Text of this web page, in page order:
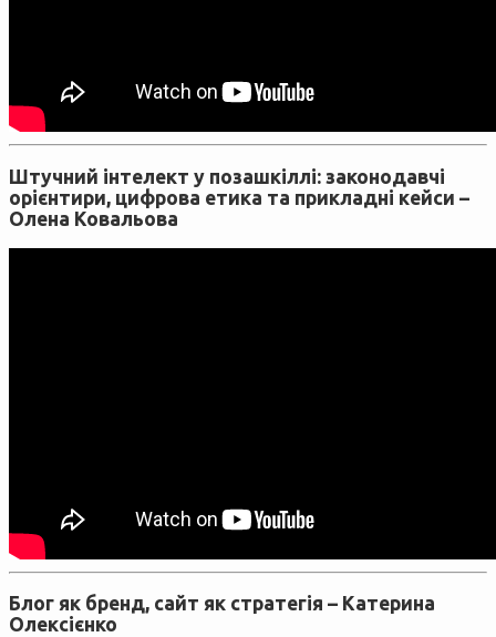
Штучний інтелект у позашкіллі: законодавчі
орієнтири, цифрова етика та прикладні кейси –
Олена Ковальова
Блог як бренд, сайт як стратегія – Катерина
Олексієнко